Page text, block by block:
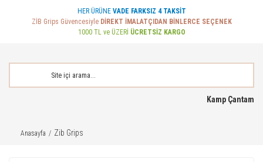
HER ÜRÜNE VADE FARKSIZ 4 TAKSİT
ZİB Grips Güvencesiyle DİREKT İMALATÇIDAN BİNLERCE SEÇENEK
1000 TL ve ÜZERİ ÜCRETSİZ KARGO
Kamp Çantam
Anasayfa Zib Grips